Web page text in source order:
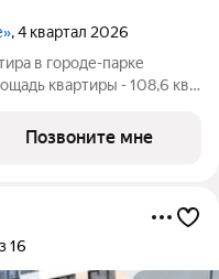
, 4 квартал 2026
в городе-парке
квартиры - 108,6 кв.
выгодные условия на
Позвоните мне
16